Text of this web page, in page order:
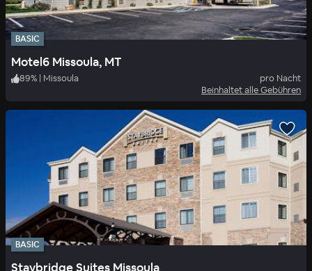
BASIC
Motel6 Missoula, MT
89% | Missoula
pro Nacht
Beinhaltet alle Gebühren
BASIC
Staybridge Suites Missoula